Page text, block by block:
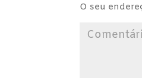
O seu